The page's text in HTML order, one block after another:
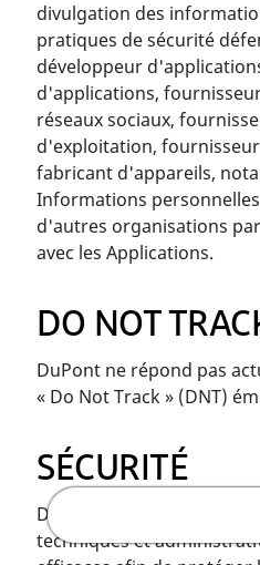
divulgation des
pratiques de sécurité
développeur
d'applications,
réseaux sociaux,
d'exploitation,
fabricant d'appareils,
Informations
d'autres organisations
avec les Applications.
DO NOT
DuPont ne répond pas
« Do Not Track » (DNT)
SÉCURITÉ
DuPont applique des
techniques et